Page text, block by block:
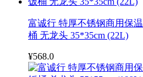
富诚行 特厚不锈钢商用保
桶 无龙头 35*35cm (22L)
¥568.0